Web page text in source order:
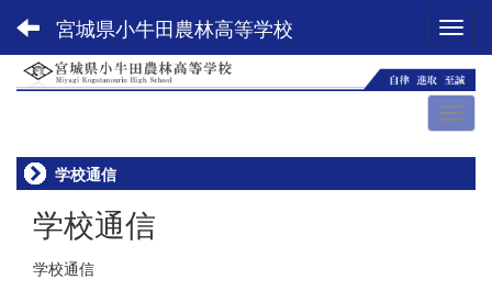
宮城県小牛田農林高等学校
学校通信
学校通信
学校通信